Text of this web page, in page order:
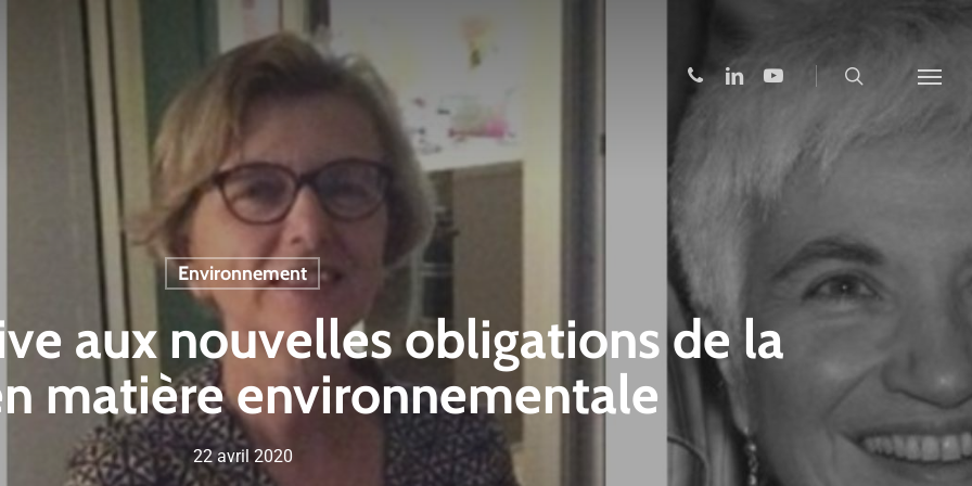
Menu
linkedin youtube
phone
Environnement
aux nouvelles obligations de la
matière environnementale
22 avril 2020